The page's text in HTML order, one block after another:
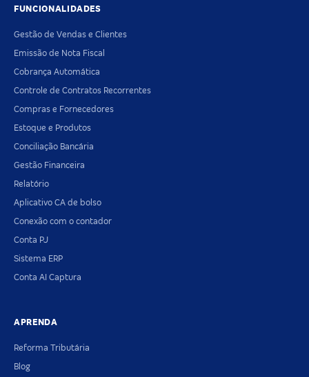
FUNCIONALIDADES
Gestão de Vendas e Clientes
Emissão de Nota Fiscal
Cobrança Automática
Controle de Contratos Recorrentes
Compras e Fornecedores
Estoque e Produtos
Conciliação Bancária
Gestão Financeira
Relatório
Aplicativo CA de bolso
Conexão com o contador
Conta PJ
Sistema ERP
Conta AI Captura
APRENDA
Reforma Tributária
Blog